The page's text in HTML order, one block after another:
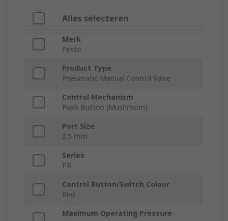
Alles selecteren
Merk
Festo
Product Type
Pneumatic Manual Control Valve
Control Mechanism
Push Button (Mushroom)
Port Size
2.5 mm
Series
PR
Control Button/Switch Colour
Red
Maximum Operating Pressure